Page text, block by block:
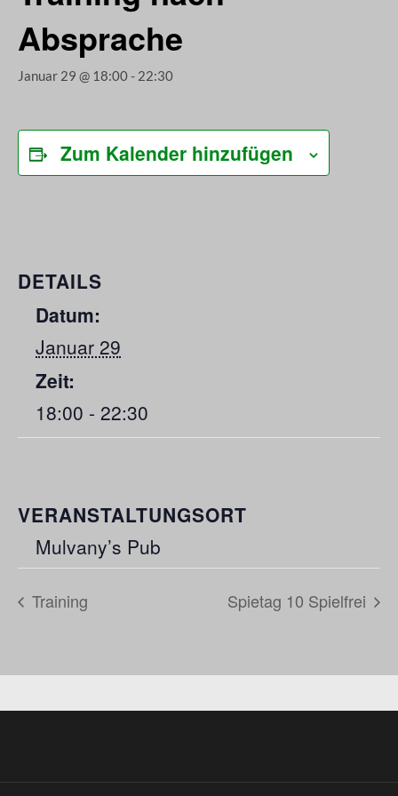
Absprache
Januar 29 @ 18:00- 22:30
Zum Kalender hinzufügen
DETAILS
Datum:
Januar 29
Zeit:
18:00 - 22:30
VERANSTALTUNGSORT
Mulvany’s Pub
Training Spietag 10 Spielfrei